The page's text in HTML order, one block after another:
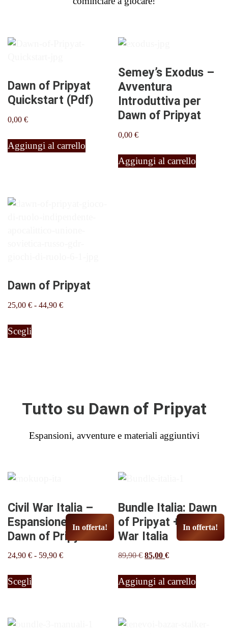
Dawn of Pripyat
Quickstart (Pdf)
0,00 €
Aggiungi al carrello
Semey’s Exodus –
Avventura
Introduttiva per
Dawn of Pripyat
0,00€
Aggiungi al carrello
Dawn of Pripyat
25,00 € - 44,90 €Fascia
Scegliprodotto
possono
scelte
Tutto su Dawn of Pripyat
Espansioni, avventure e materiali aggiuntivi
In offerta!
Civil War Italia –
Espansione per
Dawn of Pripyat
24,90 € - 59,90 €Fascia
Scegliprodotto
In offerta!
Bundle Italia: Dawn
of Pripyat + Civil
War Italia
89,90€ Il
originale
era:
85,00€Il
attuale
è:
Aggiungi al carrello